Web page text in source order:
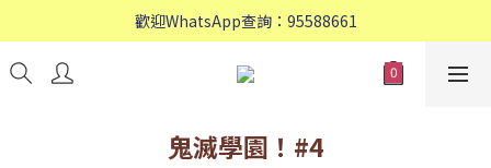
歡迎WhatsApp查詢：95588661
歡迎WhatsApp查詢：95588661
會員專享: 購物滿$800, 免運費
鬼滅學園！#4